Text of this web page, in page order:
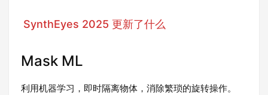
SynthEyes 2025 更新了什么
Mask ML
利用机器学习，即时隔离物体，消除繁琐的旋转操作。